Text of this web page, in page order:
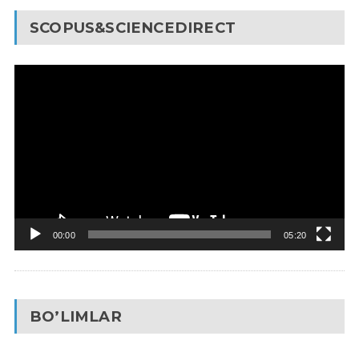
SCOPUS&SCIENCEDIRECT
00:00 05:20
BO’LIMLAR